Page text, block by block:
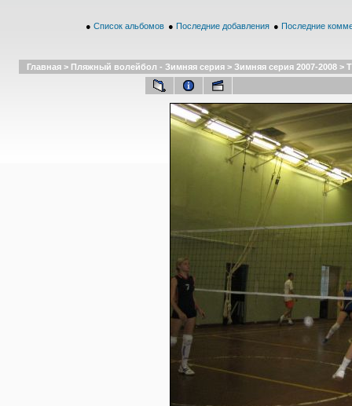
● Список альбомов ● Последние добавления ● Последние
Главная > Пляжный волейбол - Зимняя серия > Зимняя серия 2007-2008 >